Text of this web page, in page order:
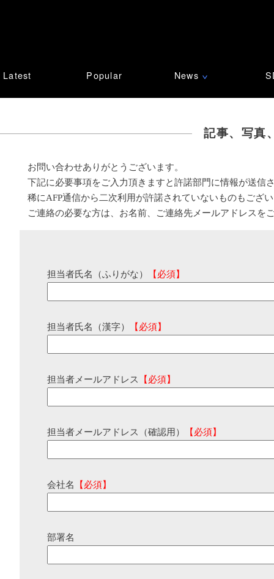
Latest Popular News ∨
記事、写真
お問い合わせありがとうございます。
下記に必要事項をご入力頂きますと許諾部門に情報が送信
稀にAFP通信から二次利用が許諾されていないものもござ
ご連絡の必要な方は、お名前、ご連絡先メールアドレスを
担当者氏名（ふりがな） 【必須】
担当者氏名（漢字） 【必須】
担当者メールアドレス 【必須】
担当者メールアドレス（確認用） 【必須】
会社名 【必須】
部署名